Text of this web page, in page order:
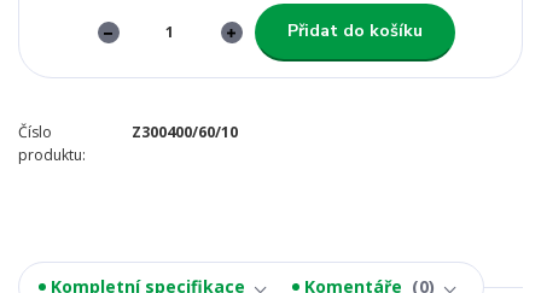
Přidat do košíku
Číslo
produktu:
Z300400/60/10
Kompletní specifikace Komentáře 0